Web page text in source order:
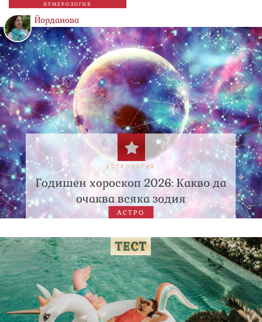
НУМЕРОЛОГИЯ
Йорданова
АСТРОЛОГИЯ
Годишен хороскоп 2026: Какво да
очаква всяка зодия
АСТРО